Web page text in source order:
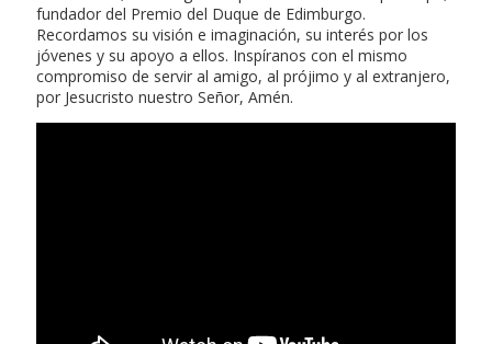
fundador del Premio del Duque de Edimburgo.
Recordamos su visión e imaginación, su interés por los
jóvenes y su apoyo a ellos. Inspíranos con el mismo
compromiso de servir al amigo, al prójimo y al extranjero,
por Jesucristo nuestro Señor, Amén.